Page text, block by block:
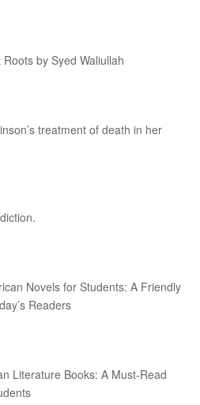
by Syed Waliullah
treatment of death in her
Novels for Students: A Friendly
Readers
Literature Books: A Must-Read